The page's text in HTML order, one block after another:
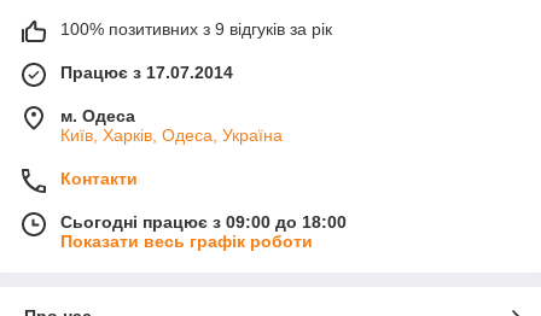
100% позитивних з 9 відгуків за рік
Працює з 17.07.2014
м. Одеса
Київ, Харків, Одеса, Україна
Контакти
Сьогодні працює з 09:00 до 18:00
Показати весь графік роботи